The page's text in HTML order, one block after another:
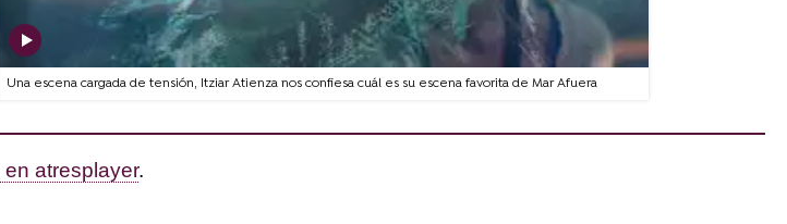
Una escena cargada de tensión, Itziar Atienza nos confiesa cuál es su escena favorita de Mar Afuera
en atresplayer.